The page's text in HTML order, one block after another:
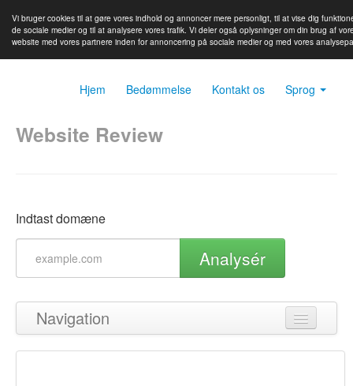
Vi bruger cookies til at gøre vores indhold og annoncer mere personligt, til at vise dig
de sociale medier og til at analysere vores trafik. Vi deler også oplysninger om din brug af
website med vores partnere inden for annoncering på sociale medier og med vores
Hjem Bedømmelse Kontakt os Sprog
Website Review
Indtast domæne
Analysér
Navigation
Tilbage til toppen